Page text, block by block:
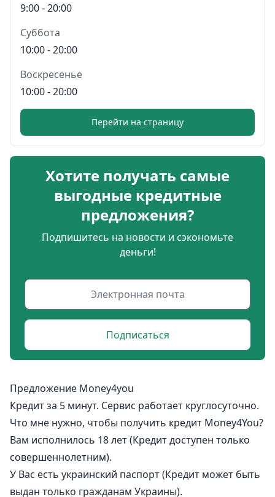
9:00 - 20:00
Суббота
10:00 - 20:00
Воскресенье
10:00 - 20:00
Перейти на страницу
Хотите получать самые
выгодные кредитные
предложения?
Подпишитесь на новости и сэкономьте
деньги!
Подписаться
Предложение Money4you
Кредит за 5 минут. Сервис работает круглосуточно.
Что мне нужно, чтобы получить кредит Money4You?
Вам исполнилось 18 лет (Кредит доступен только
совершеннолетним).
У Вас есть украинский паспорт (Кредит может быть
выдан только гражданам Украины).